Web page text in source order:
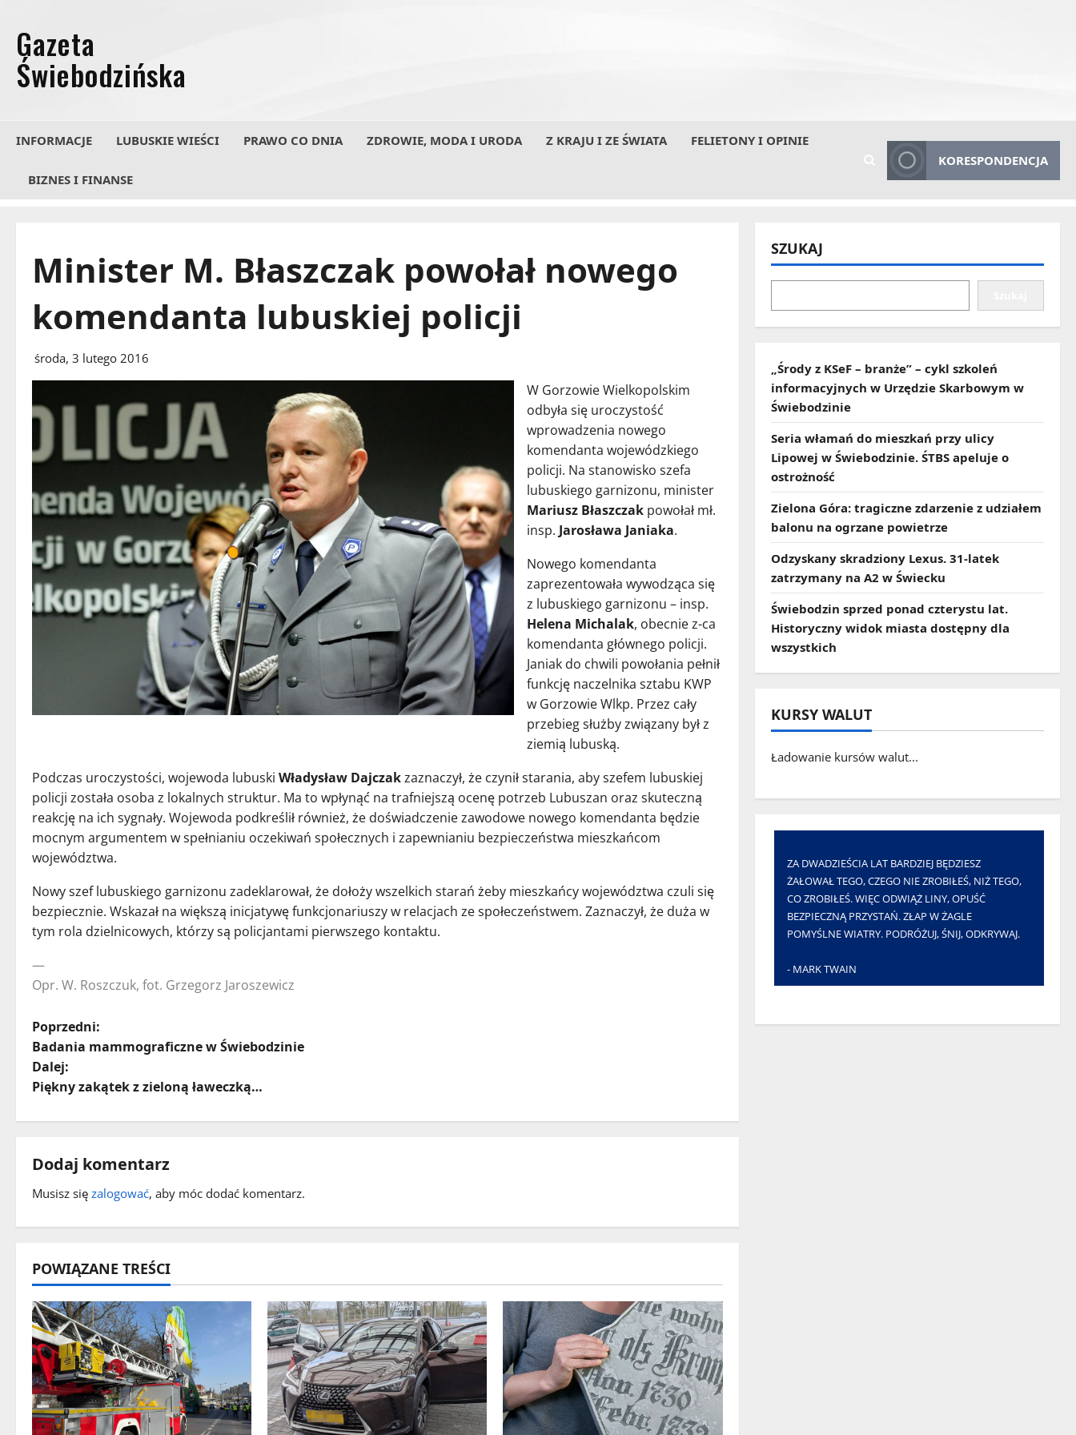
treści
INFORMACJE LUBUSKIE WIEŚCI PRAWO CO DNIA ZDROWIE, MODA I URODA Z KRAJU I ZE ŚWIATA FELIETONY I OPINIE
BIZNES I FINANSE
KORESPONDENCJA
Minister M. Błaszczak powołał nowego
komendanta lubuskiej policji
środa, 3 lutego 2016
W Gorzowie Wielkopolskim
odbyła się uroczystość
wprowadzenia nowego
komendanta wojewódzkiego
policji. Na stanowisko szefa
lubuskiego garnizonu, minister
Mariusz Błaszczak powołał mł.
insp. Jarosława Janiaka.
Nowego komendanta
zaprezentowała wywodząca się
z lubuskiego garnizonu – insp.
Helena Michalak, obecnie z-ca
komendanta głównego policji.
Janiak do chwili powołania pełnił
funkcję naczelnika sztabu KWP
w Gorzowie Wlkp. Przez cały
przebieg służby związany był z
ziemią lubuską.
Podczas uroczystości, wojewoda lubuski Władysław Dajczakzaznaczył, że czynił starania, aby szefem lubuskiej
policji została osoba z lokalnych struktur. Ma to wpłynąć na trafniejszą ocenę potrzeb Lubuszan oraz skuteczną
reakcję na ich sygnały. Wojewoda podkreślił również, że doświadczenie zawodowe nowego komendanta będzie
mocnym argumentem w spełnianiu oczekiwań społecznych i zapewnianiu bezpieczeństwa mieszkańcom
województwa.
Nowy szef lubuskiego garnizonu zadeklarował, że dołoży wszelkich starań żeby mieszkańcy województwa czuli się
bezpiecznie. Wskazał na większą inicjatywę funkcjonariuszy w relacjach ze społeczeństwem. Zaznaczył, że duża w
tym rola dzielnicowych, którzy są policjantami pierwszego kontaktu.
—
Opr. W. Roszczuk, fot. Grzegorz Jaroszewicz
Z
o
b
a
c
z
w
p
i
s
y
Poprzedni:
Badania mammograficzne w Świebodzinie
Dalej:
Piękny zakątek z zieloną ławeczką…
Dodaj komentarz
Musisz się zalogować, aby móc dodać komentarz.
POWIĄZANE TREŚCI
SZUKAJ
„Środy z KSeF – branże” – cykl szkoleń
informacyjnych w Urzędzie Skarbowym w
Świebodzinie
Seria włamań do mieszkań przy ulicy
Lipowej w Świebodzinie. ŚTBS apeluje o
ostrożność
Zielona Góra: tragiczne zdarzenie z udziałem
balonu na ogrzane powietrze
Odzyskany skradziony Lexus. 31‑latek
zatrzymany na A2 w Świecku
Świebodzin sprzed ponad czterystu lat.
Historyczny widok miasta dostępny dla
wszystkich
KURSY WALUT
Ładowanie kursów walut...
ZA DWADZIEŚCIA LAT BARDZIEJ BĘDZIESZ
ŻAŁOWAŁ TEGO, CZEGO NIE ZROBIŁEŚ, NIŻ TEGO,
CO ZROBIŁEŚ. WIĘC ODWIĄŻ LINY, OPUŚĆ
BEZPIECZNĄ PRZYSTAŃ. ZŁAP W ŻAGLE
POMYŚLNE WIATRY. PODRÓŻUJ, ŚNIJ, ODKRYWAJ.
- MARK TWAIN